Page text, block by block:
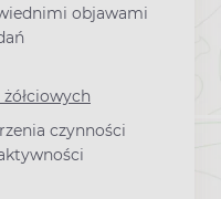
objawami
czynności